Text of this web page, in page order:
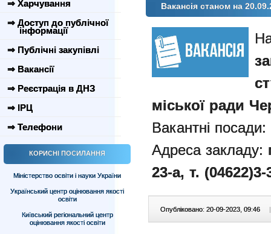
⇒ Харчування
⇒ Доступ до публічної
інформації
⇒ Публічні закупівлі
⇒ Вакансії
⇒ Реєстрація в ДНЗ
⇒ ІРЦ
⇒ Телефони
КОРИСНІ ПОСИЛАННЯ
Міністерство освіти і науки України
Український центр оцінювання якості
освіти
Київський регіональний центр
оцінювання якості освіти
Вакансія станом на
міської ради
Вакантні посади:
Адреса закладу:
23-а, т. (04622)3-
Опубліковано: 20-09-2023, 09:46 |